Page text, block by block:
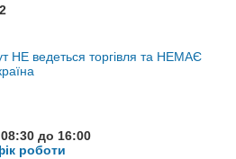
НЕ ведеться торгівля та НЕМАЄ
до 16:00
роботи